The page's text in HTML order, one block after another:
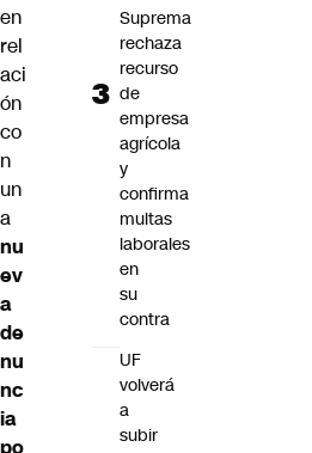
en
rel
aci
ón
co
n
un
a
nu
ev
a
de
nu
nc
ia
Suprema
rechaza
recurso
de
empresa
agrícola
y
confirma
multas
laborales
en
su
contra
UF
volverá
a
subir